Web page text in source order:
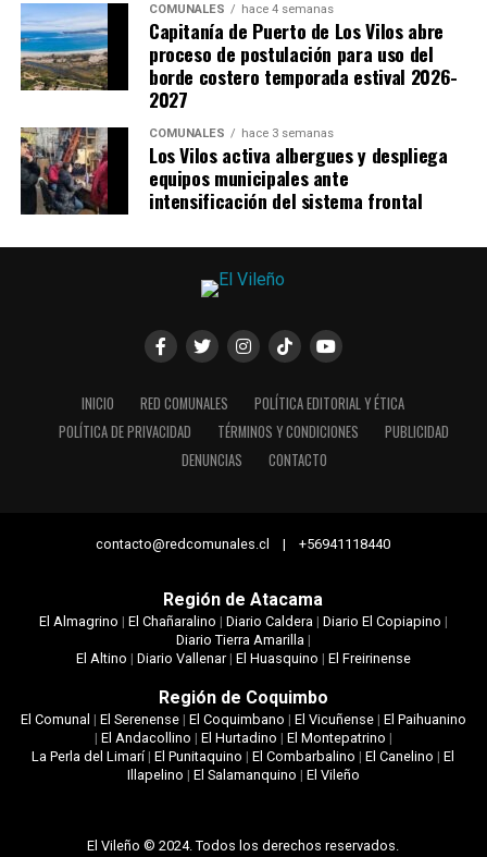
COMUNALES hace 4 semanas
Capitanía de Puerto de Los Vilos abre
proceso de postulación para uso del
borde costero temporada estival 2026-
2027
COMUNALES hace 3 semanas
Los Vilos activa albergues y despliega
equipos municipales ante
intensificación del sistema frontal
INICIO RED COMUNALES
POLÍTICA EDITORIAL Y ÉTICA
POLÍTICA DE PRIVACIDAD
TÉRMINOS Y CONDICIONES
PUBLICIDAD
DENUNCIAS
CONTACTO
contacto@redcomunales.cl | +56941118440
Región de Atacama
El Almagrino | El Chañaralino | Diario Caldera | Diario El Copiapino |
Diario Tierra Amarilla |
El Altino | Diario Vallenar| El Huasquino | El Freirinense
Región de Coquimbo
El Comunal | El Serenense| El Coquimbano | El Vicuñense| El Paihuanino
| El Andacollino | El Hurtadino | El Montepatrino |
La Perla del Limarí|El Punitaquino |El Combarbalino |El Canelino |El
Illapelino | El Salamanquino | El Vileño
El Vileño © 2024. Todos los derechos reservados.